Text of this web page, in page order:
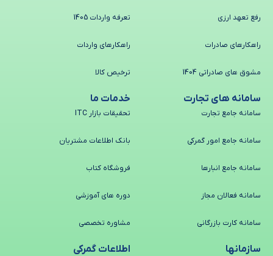
رفع تعهد ارزی
راهکارهای صادرات
مشوق های صادراتی 1404
تعرفه واردات 1405
راهکارهای واردات
ترخیص کالا
سامانه های تجارت
سامانه جامع تجارت
سامانه جامع امور گمرکی
سامانه جامع انبارها
سامانه فعالان مجاز
سامانه کارت بازرگانی
خدمات ما
تحقیقات بازار ITC
بانک اطلاعات مشتریان
فروشگاه کتاب
دوره های آموزشی
مشاوره تخصصی
سازمانها اطلاعات گمرکی